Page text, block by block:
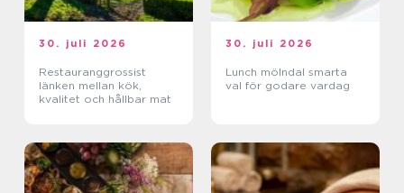
30. juli 2026
Restauranggrossist
länken mellan kök,
kvalitet och hållbar mat
30. juli 2026
Lunch mölndal smarta
val för godare vardag